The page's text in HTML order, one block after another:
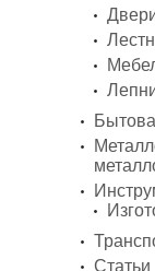
Статьи